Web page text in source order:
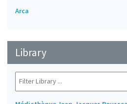
Arca
Library